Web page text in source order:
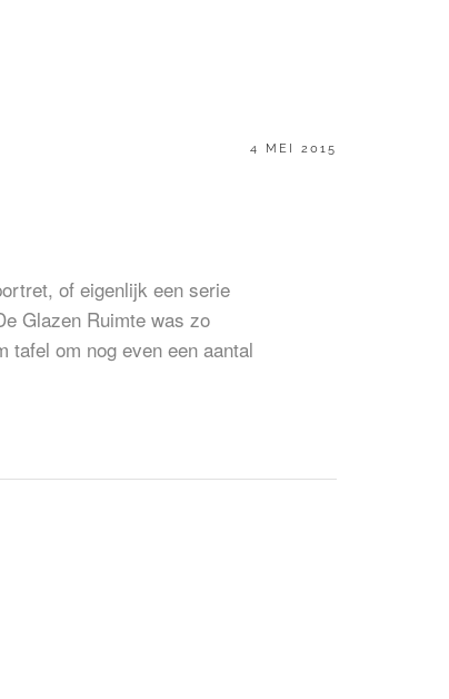
GEPLAATST
4 MEI 2015
of eigenlijk een serie
Glazen Ruimte was zo
tafel om nog even een aantal